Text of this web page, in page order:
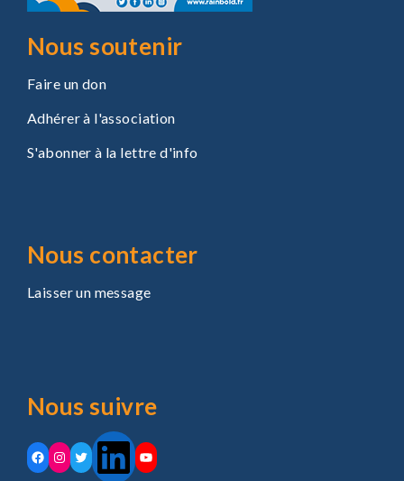
Nous soutenir
Faire un don
Adhérer à l'association
S'abonner à la lettre d'info
Nous contacter
Laisser un message
Nous suivre
Facebook
Instagram
Twitter LinkedIn
YouTube